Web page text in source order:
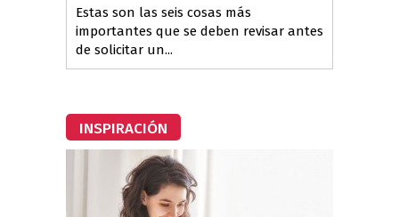
Estas son las seis cosas más
importantes que se deben revisar antes
de solicitar un...
INSPIRACIÓN